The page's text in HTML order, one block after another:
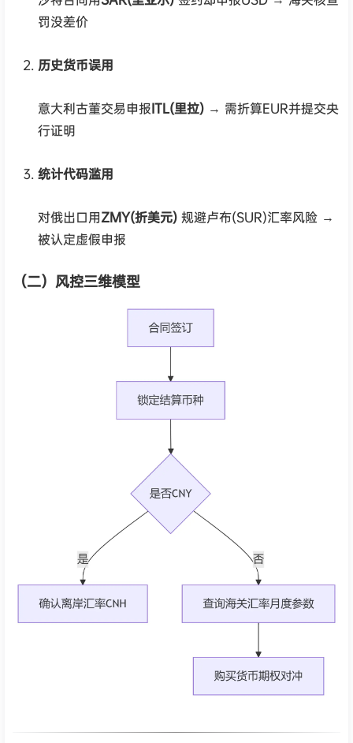
罚没差价
历史货币误用
意大利古董交易申报ITL(里拉) → 需折算EUR并提交央
行证明
统计代码滥用
对俄出口用ZMY(折美元) 规避卢布(SUR)汇率风险 →
被认定虚假申报
（二）风控三维模型